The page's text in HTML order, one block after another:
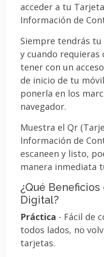
acceder a tu
Información de
Siempre tendrás
y cuando
tener con un
de inicio de tu
ponerla en los
navegador.
Muestra el Qr
Información de
escaneen y listo,
manera inmediata
¿Qué
Digital?
Práctica - Fácil de
todos lados, no
tarjetas.